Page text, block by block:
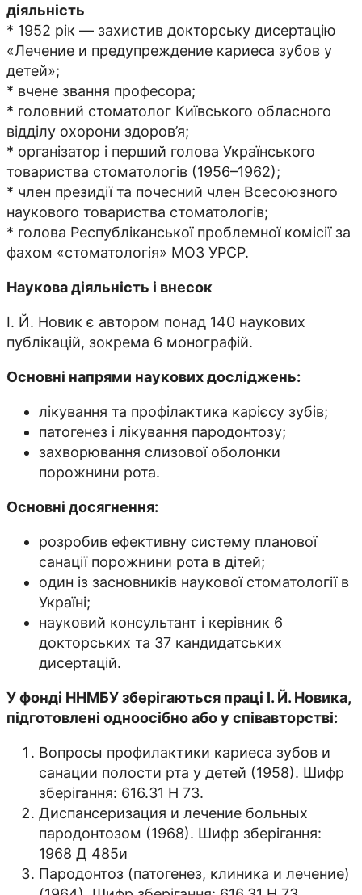
діяльність
* 1952 рік — захистив докторську дисертацію
«Лечение и предупреждение кариеса зубов у
детей»;
* вчене звання професора;
* головний стоматолог Київського обласного
відділу охорони здоров’я;
* організатор і перший голова Українського
товариства стоматологів (1956–1962);
* член президії та почесний член Всесоюзного
наукового товариства стоматологів;
* голова Республіканської проблемної комісії за
фахом «стоматологія» МОЗ УРСР.
Наукова діяльність і внесок
І. Й. Новик є автором понад 140 наукових
публікацій, зокрема 6 монографій.
Основні напрями наукових досліджень:
лікування та профілактика карієсу зубів;
патогенез і лікування пародонтозу;
захворювання слизової оболонки
порожнини рота.
Основні досягнення:
розробив ефективну систему планової
санації порожнини рота в дітей;
один із засновників наукової стоматології в
Україні;
науковий консультант і керівник 6
докторських та 37 кандидатських
дисертацій.
У фонді ННМБУ зберігаються праці І. Й. Новика,
підготовлені одноосібно або у співавторстві:
Вопросы профилактики кариеса зубов и
санации полости рта у детей (1958). Шифр
зберігання: 616.31 Н 73.
Диспансеризация и лечение больных
пародонтозом (1968). Шифр зберігання:
1968 Д 485и
Пародонтоз (патогенез, клиника и лечение)